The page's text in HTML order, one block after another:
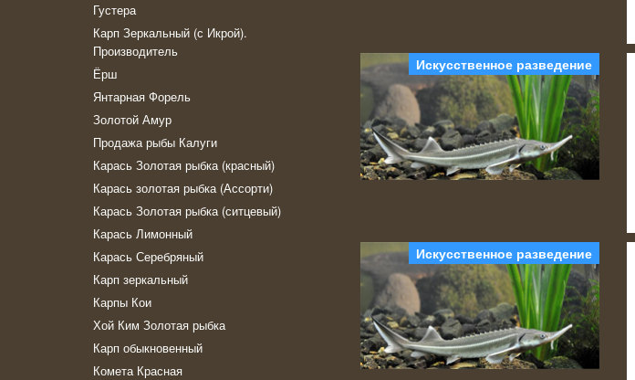
Густера
Карп Зеркальный (с Икрой).
Производитель
Ёрш
Янтарная Форель
Золотой Амур
Продажа рыбы Калуги
Карась Золотая рыбка (красный)
Карась золотая рыбка (Ассорти)
Карась Золотая рыбка (ситцевый)
Карась Лимонный
Карась Серебряный
Карп зеркальный
Карпы Кои
Хой Ким Золотая рыбка
Карп обыкновенный
Комета Красная
Искусственное разведение
Искусственное разведение